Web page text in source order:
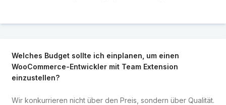
Welches Budget sollte ich einplanen, um einen
WooCommerce-Entwickler mit Team Extension
einzustellen?
Wir konkurrieren nicht über den Preis, sondern über Qualität.